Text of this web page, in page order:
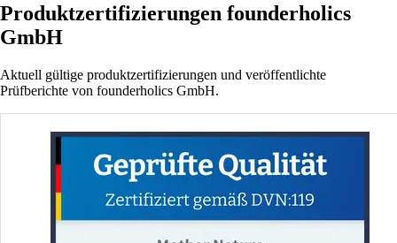
Produktzertifizierungen founderholics
GmbH
Aktuell gültige produktzertifizierungen und veröffentlichte
Prüfberichte von founderholics GmbH.